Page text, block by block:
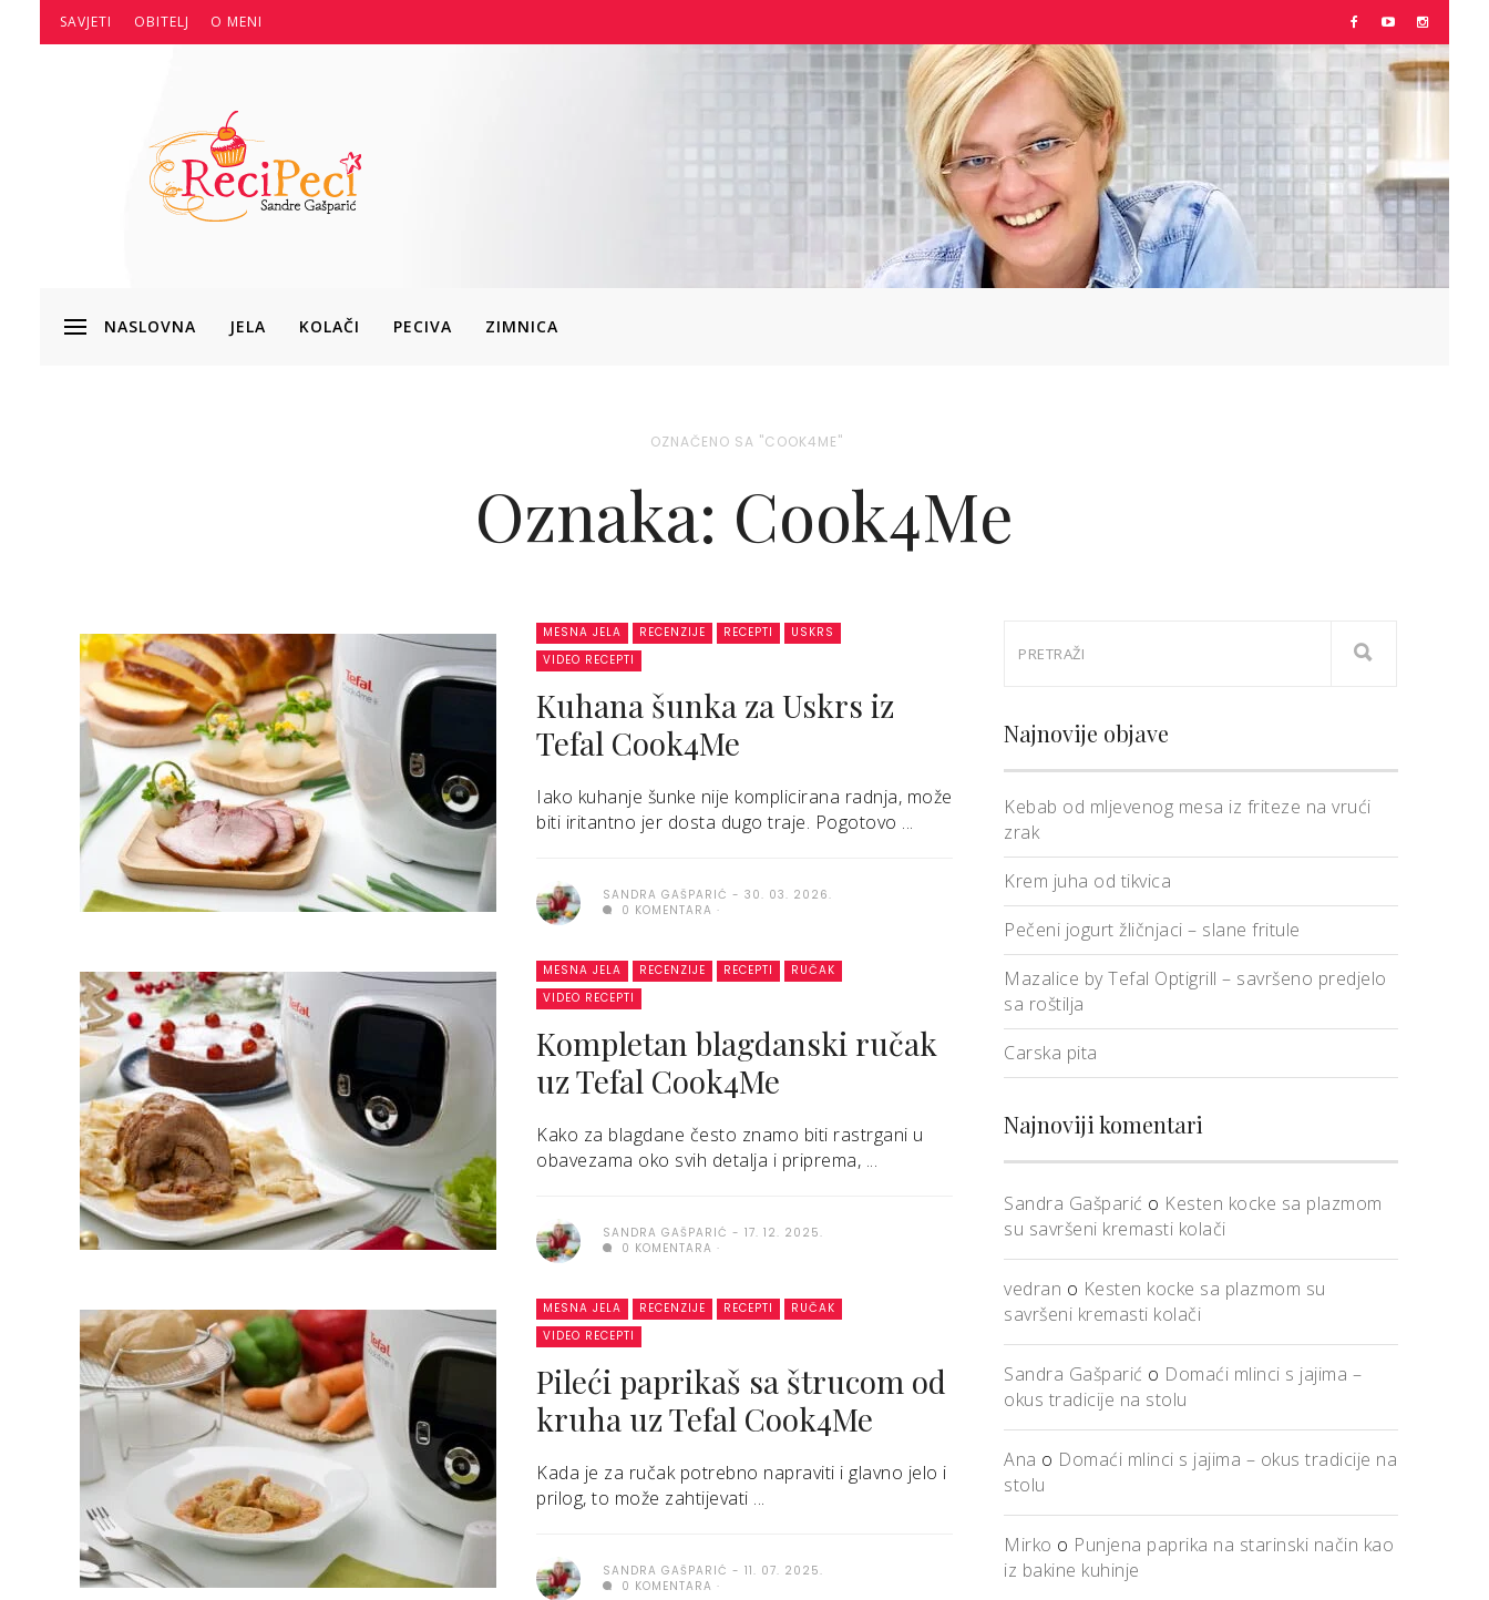
SAVJETI OBITELJ O MENI
NASLOVNA JELA KOLAČI PECIVA ZIMNICA
OZNAČENO SA "COOK4ME"
Oznaka: Cook4Me
MESNA JELA RECENZIJE RECEPTI
USKRS
VIDEO RECEPTI
Kuhana šunka za Uskrs iz
Tefal Cook4Me
Iako kuhanje šunke nije komplicirana radnja, može
biti iritantno jer dosta dugo traje. Pogotovo ...
SANDRA GAŠPARIĆ
30. 03. 2026.
0 KOMENTARA
MESNA JELA RECENZIJE RECEPTI
RUČAK
VIDEO RECEPTI
Kompletan blagdanski ručak
uz Tefal Cook4Me
Kako za blagdane često znamo biti rastrgani u
obavezama oko svih detalja i priprema, ...
SANDRA GAŠPARIĆ
17. 12. 2025.
0 KOMENTARA
MESNA JELA RECENZIJE RECEPTI
RUČAK
VIDEO RECEPTI
Pileći paprikaš sa štrucom od
kruha uz Tefal Cook4Me
Kada je za ručak potrebno napraviti i glavno jelo i
prilog, to može zahtijevati ...
SANDRA GAŠPARIĆ
11. 07. 2025.
0 KOMENTARA
Najnovije objave
Kebab od mljevenog mesa iz friteze na vrući
zrak
Krem juha od tikvica
Pečeni jogurt žličnjaci – slane fritule
Mazalice by Tefal Optigrill – savršeno predjelo
sa roštilja
Carska pita
Najnoviji komentari
Sandra Gašparić o Kesten kocke sa plazmom
su savršeni kremasti kolači
vedran o Kesten kocke sa plazmom su
savršeni kremasti kolači
Sandra Gašparić o Domaći mlinci s jajima –
okus tradicije na stolu
Ana o Domaći mlinci s jajima – okus tradicije na
stolu
Mirko o Punjena paprika na starinski način kao
iz bakine kuhinje